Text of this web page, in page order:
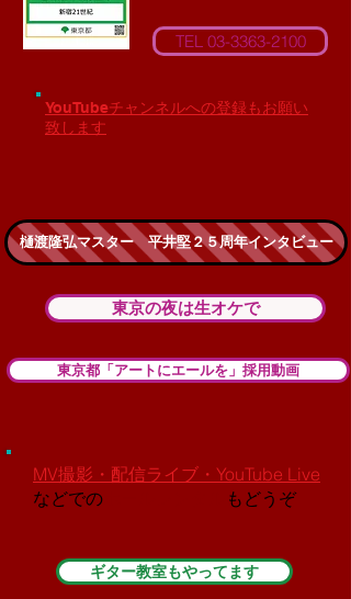
TEL 03-3363-2100
YouTubeチャンネルへの登録もお願い
致します
樋渡隆弘マスター 平井堅２５周年インタビュー
東京の夜は生オケで
東京都「アートにエールを」採用動画
MV撮影・配信ライブ・YouTube Live
などでの
もどうぞ
ギター教室もやってます